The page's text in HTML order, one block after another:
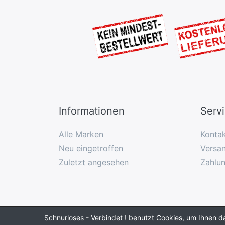
Informationen
Alle Marken
Neu eingetroffen
Zuletzt angesehen
Schnurloses - Verbindet ! benutzt Cookies, um Ihnen